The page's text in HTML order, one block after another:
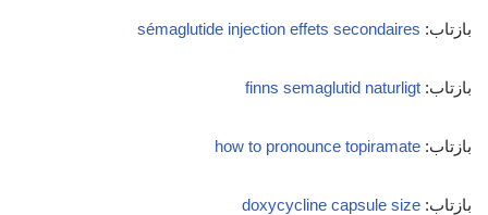
بازتاب: sémaglutide injection effets secondaires
بازتاب: finns semaglutid naturligt
بازتاب: how to pronounce topiramate
بازتاب: doxycycline capsule size